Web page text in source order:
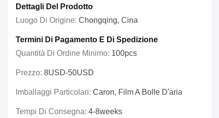
Dettagli Del Prodotto
Luogo Di Origine: Chongqing, Cina
Termini Di Pagamento E Di Spedizione
Quantità Di Ordine Minimo: 100pcs
Prezzo: 8USD-50USD
Imballaggi Particolari: Caron, Film A Bolle D'aria
Tempi Di Consegna: 4-8weeks